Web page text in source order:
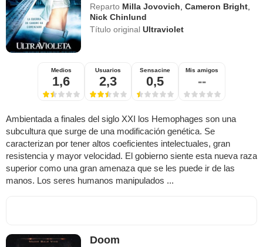
Reparto Milla Jovovich,Cameron Bright,
Nick Chinlund
Título originalUltraviolet
Medios
1,6
Usuarios
2,3
Sensacine
0,5
Mis amigos
--
Ambientada a finales del siglo XXI los Hemophages son una
subcultura que surge de una modificación genética. Se
caracterizan por tener altos coeficientes intelectuales, gran
resistencia y mayor velocidad. El gobierno siente esta nueva raza
superior como una gran amenaza que se les puede ir de las
manos. Los seres humanos manipulados ...
Doom